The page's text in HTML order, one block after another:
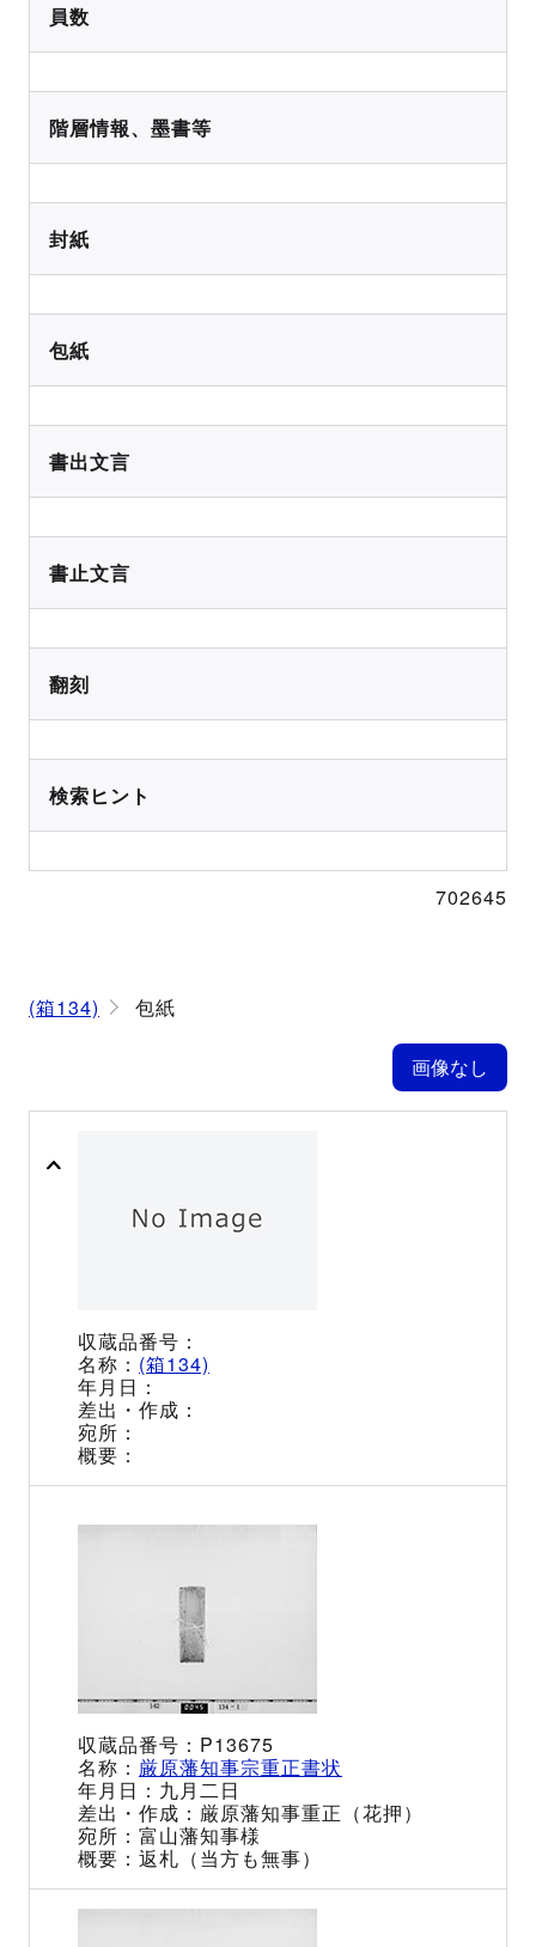
員数
階層情報、墨書等
封紙
包紙
書出文言
書止文言
翻刻
検索ヒント
702645
(箱134) 包紙
(箱134)
P13675
厳原藩知事宗重正書状
九月二日
厳原藩知事重正（花押）
富山藩知事様
返札（当方も無事）